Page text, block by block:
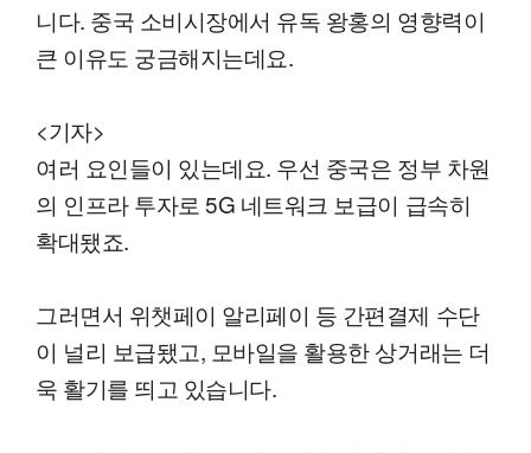
니다. 중국 소비시장에서 유독 왕홍의 영향력이
큰 이유도 궁금해지는데요.
<기자>
여러 요인들이 있는데요. 우선 중국은 정부 차원
의 인프라 투자로 5G 네트워크 보급이 급속히
확대됐죠.
그러면서 위챗페이 알리페이 등 간편결제 수단
이 널리 보급됐고, 모바일을 활용한 상거래는 더
욱 활기를 띄고 있습니다.